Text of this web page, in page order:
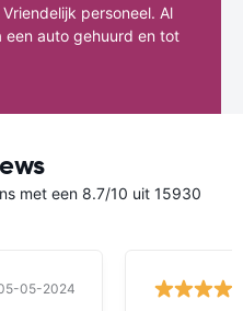
personeel. Al
auto gehuurd en tot
met een 8.7/10 uit 15930
05-2024